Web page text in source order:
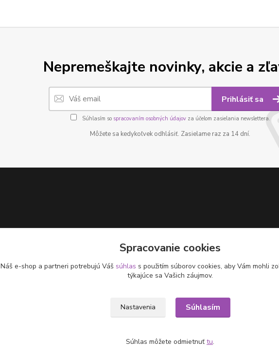
Nepremeškajte novinky, akcie a
Prihlásiť sa
Súhlasím so spracovaním osobných údajovza účelom zasielania newslettera.
Môžete sa kedykoľvek odhlásiť. Zasielame raz za 14 dní.
Spracovanie cookies
Náš e-shop a partneri potrebujú Váš súhlas s použitím súborov cookies, aby Vám mohli
týkajúce sa Vašich záujmov.
Nastavenia Súhlasím
Súhlas môžete odmietnuť tu.